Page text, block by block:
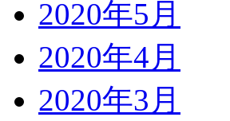
2020年5月
2020年4月
2020年3月